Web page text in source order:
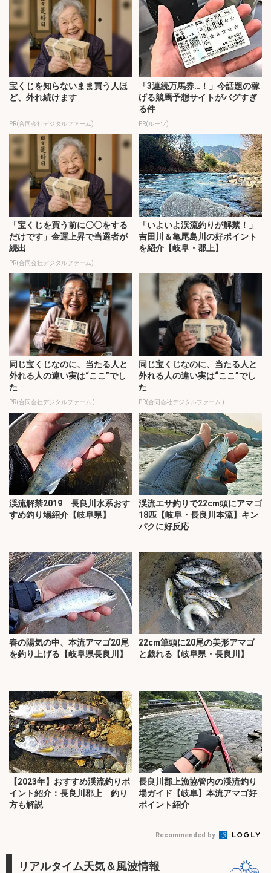
宝くじを知らないまま買う人ほ
ど、外れ続けます
PR(合同会社デジタルファーム)
「3連続万馬券…！」今話題の稼
げる競馬予想サイトがバグすぎ
る件
PR(ルーツ)
「宝くじを買う前に〇〇をする
だけです」金運上昇で当選者が
続出
PR(合同会社デジタルファーム)
「いよいよ渓流釣りが解禁！」
吉田川＆亀尾島川の好ポイント
を紹介【岐阜・郡上】
同じ宝くじなのに、当たる人と
外れる人の違い実は“ここ”でし
た
PR(合同会社デジタルファーム )
同じ宝くじなのに、当たる人と
外れる人の違い実は“ここ”でし
た
PR(合同会社デジタルファーム )
渓流解禁2019 長良川水系おす
すめ釣り場紹介【岐阜県】
渓流エサ釣りで22cm頭にアマゴ
18匹【岐阜・長良川本流】キン
パクに好反応
春の陽気の中、本流アマゴ20尾
を釣り上げる【岐阜県長良川】
22cm筆頭に20尾の美形アマゴ
と戯れる【岐阜県・長良川】
【2023年】おすすめ渓流釣りポ
イント紹介：長良川郡上 釣り
方も解説
長良川郡上漁協管内の渓流釣り
場ガイド【岐阜】本流アマゴ好
ポイント紹介
Recommended by
リアルタイム天気＆風波情報